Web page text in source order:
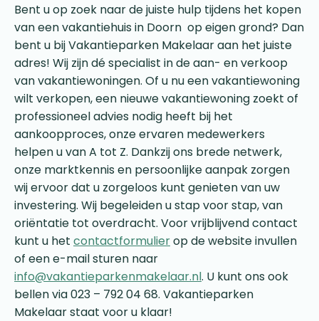
Bent u op zoek naar de juiste hulp tijdens het kopen
van een vakantiehuis in Doorn op eigen grond? Dan
bent u bij Vakantieparken Makelaar aan het juiste
adres! Wij zijn dé specialist in de aan- en verkoop
van vakantiewoningen. Of u nu een vakantiewoning
wilt verkopen, een nieuwe vakantiewoning zoekt of
professioneel advies nodig heeft bij het
aankoopproces, onze ervaren medewerkers
helpen u van A tot Z. Dankzij ons brede netwerk,
onze marktkennis en persoonlijke aanpak zorgen
wij ervoor dat u zorgeloos kunt genieten van uw
investering. Wij begeleiden u stap voor stap, van
oriëntatie tot overdracht. Voor vrijblijvend contact
kunt u het contactformulierop de website invullen
of een e-mail sturen naar
info@vakantieparkenmakelaar.nl. U kunt ons ook
bellen via 023 – 792 04 68. Vakantieparken
Makelaar staat voor u klaar!